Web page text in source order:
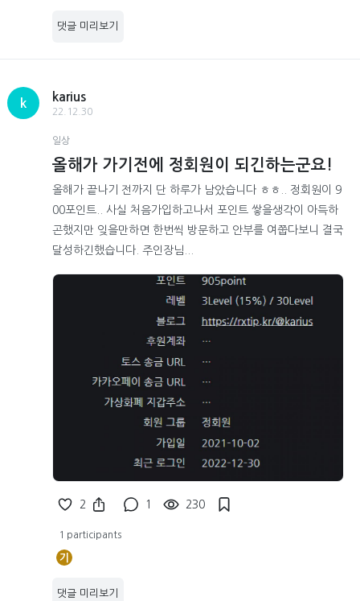
댓글 미리보기
k
karius
22.12.30
일상
올해가 가기전에 정회원이 되긴하는군요!
올해가 끝나기 전까지 단 하루가 남았습니다 ㅎㅎ.. 정회원이 9
00포인트.. 사실 처음가입하고나서 포인트 쌓을생각이 아득하
곤했지만 잊을만하면 한번씩 방문하고 안부를 여쭙다보니 결국
달성하긴했습니다. 주인장님...
2 1 230
1 participants
기
댓글 미리보기